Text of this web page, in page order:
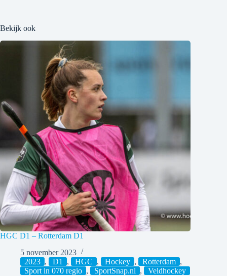
Bekijk ook
HGC D1 – Rotterdam D1
5 november 2023
2023 , D1 , HGC , Hockey , Rotterdam ,
Sport in 070 regio , SportSnap.nl , Veldhockey